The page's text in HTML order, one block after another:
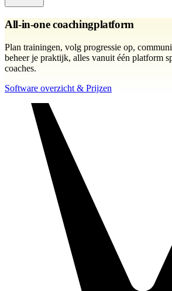
All-in-one coachingplatform
Plan trainingen, volg progressie op,
beheer je praktijk, alles vanuit één platform
coaches.
Software overzicht & Prijzen